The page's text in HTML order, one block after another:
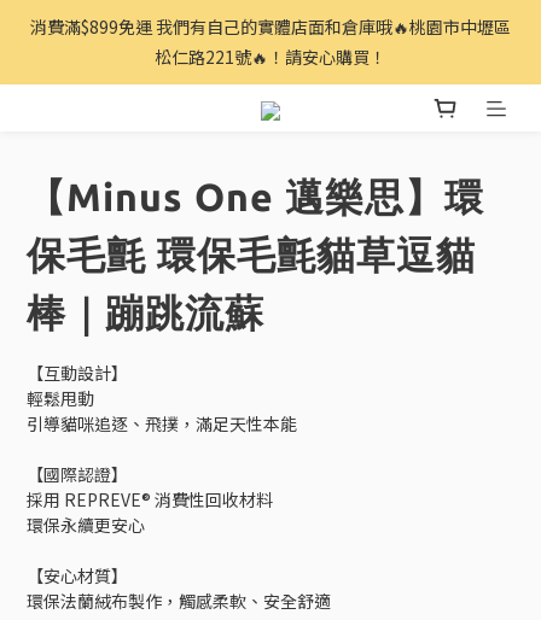
消費滿$899免運 我們有自己的實體店面和倉庫哦🔥桃園市中壢區
松仁路221號🔥！請安心購買！
【Minus One 邁樂思】環
保毛氈 環保毛氈貓草逗貓
棒｜蹦跳流蘇
【互動設計】
輕鬆甩動
引導貓咪追逐、飛撲，滿足天性本能
【國際認證】
採用 REPREVE® 消費性回收材料
環保永續更安心
【安心材質】
環保法蘭絨布製作，觸感柔軟、安全舒適